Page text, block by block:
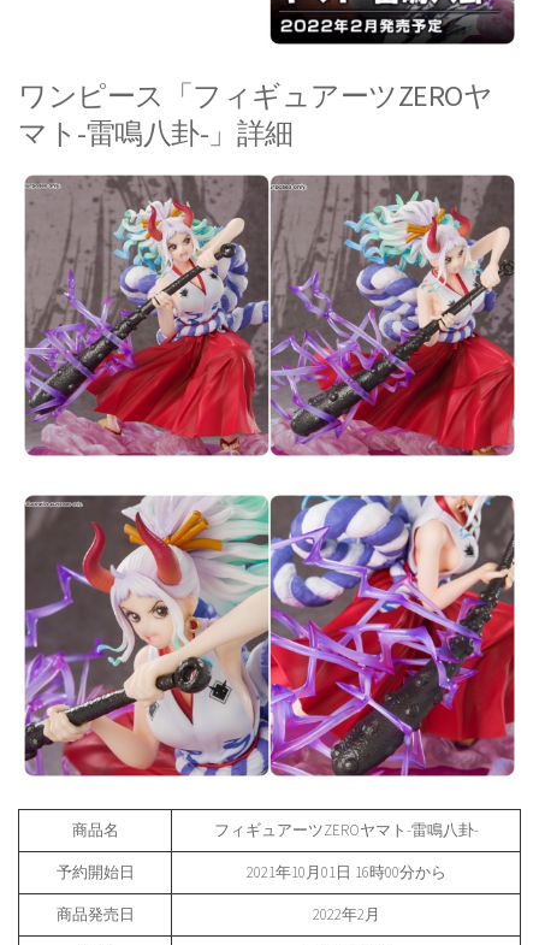
ワンピース「フィギュアーツZEROヤ
マト-雷鳴八卦-」詳細
商品名 フィギュアーツZEROヤマト-雷鳴八卦-
予約開始日 2021年10月01日 16時00分から
商品発売日 2022年2月